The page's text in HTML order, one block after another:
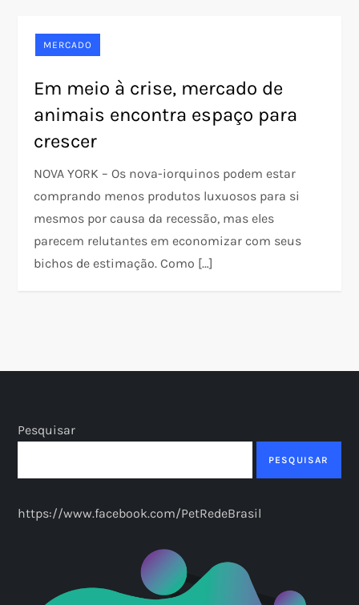
MERCADO
Em meio à crise, mercado de
animais encontra espaço para
crescer
NOVA YORK – Os nova-iorquinos podem estar
comprando menos produtos luxuosos para si
mesmos por causa da recessão, mas eles
parecem relutantes em economizar com seus
bichos de estimação. Como […]
Pesquisar
PESQUISAR
https://www.facebook.com/PetRedeBrasil